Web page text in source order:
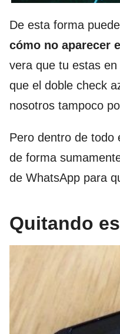
De esta forma
cómo no aparecer
vera que tu estas
que el doble check
nosotros tampoco
Pero dentro de todo
de forma
de WhatsApp para
Quitando